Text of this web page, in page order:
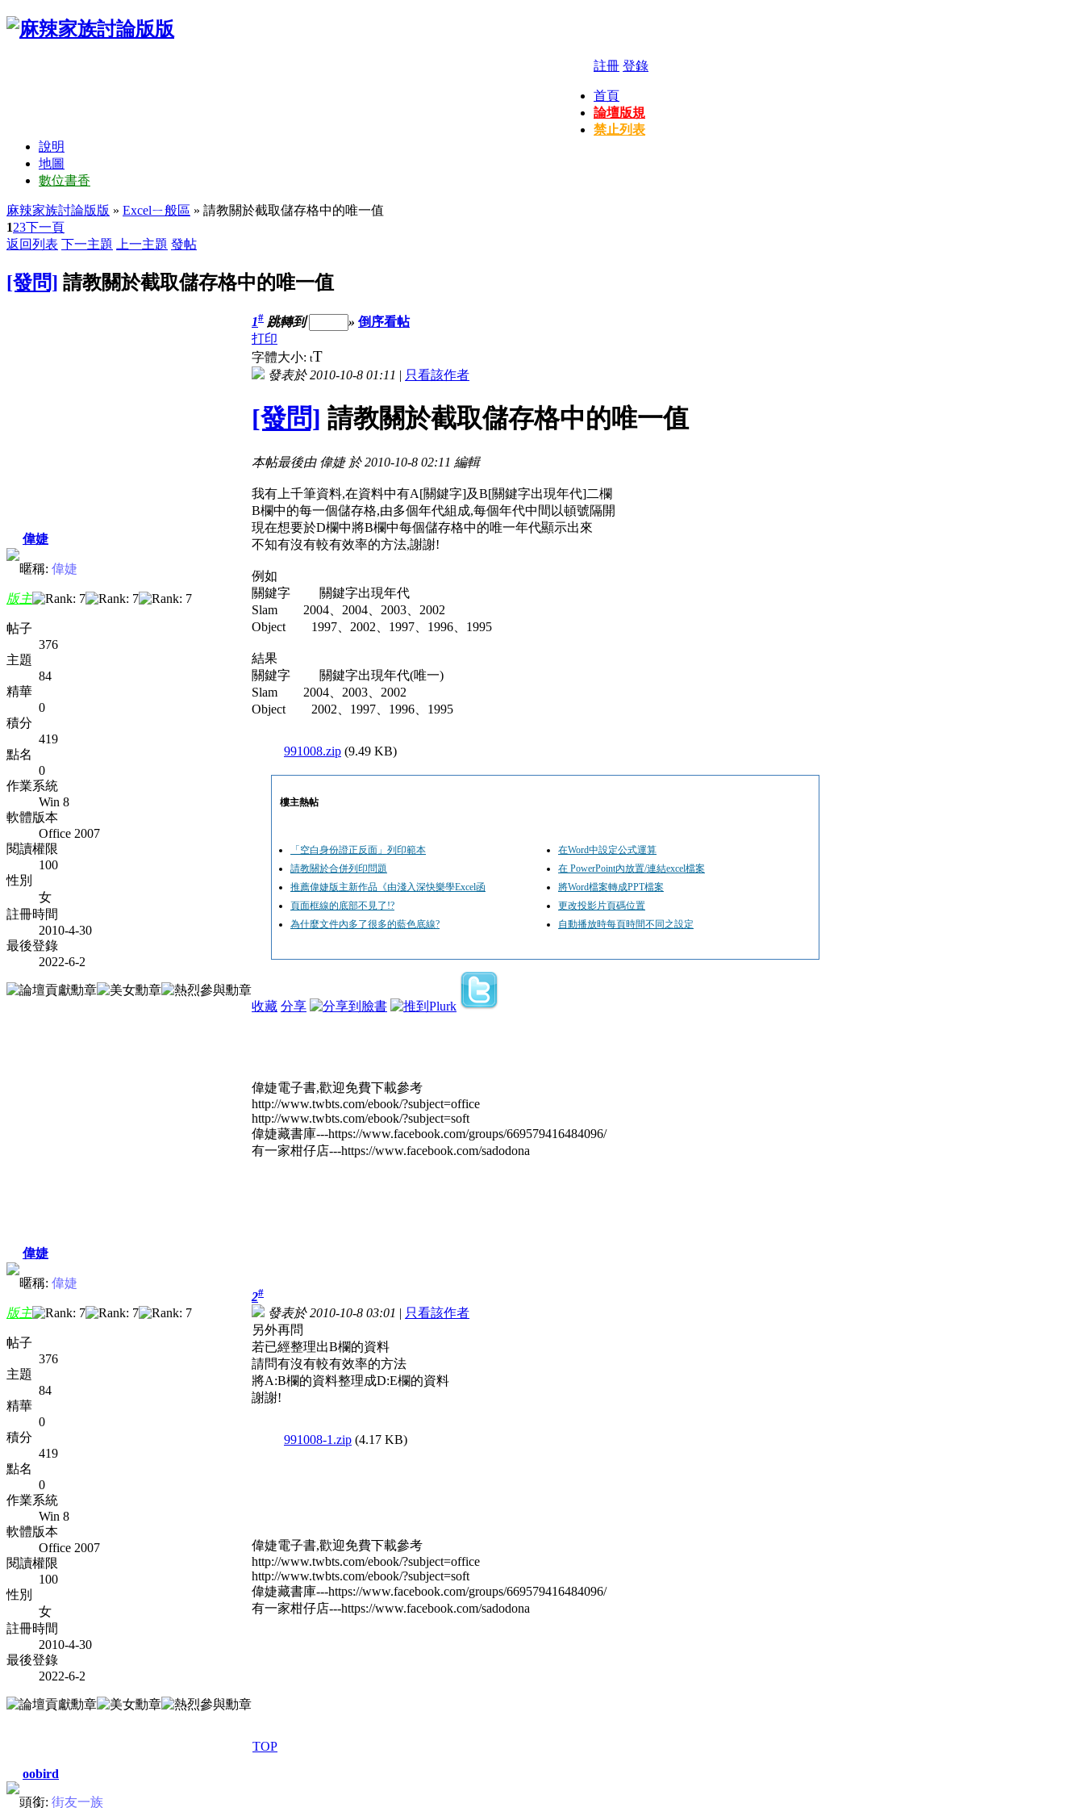
註冊 登錄
首頁
論壇版規
禁止列表
說明
地圖
數位書香
麻辣家族討論版版 » Excelㄧ般區 » 請教關於截取儲存格中的唯一值
123下一頁
返回列表 下一主題 上一主題 發帖
[發問] 請教關於截取儲存格中的唯一值
偉婕
暱稱: 偉婕
版主
帖子
376
主題
84
精華
0
積分
419
點名
0
作業系統
Win 8
軟體版本
Office 2007
閱讀權限
100
性別
女
註冊時間
2010-4-30
最後登錄
2022-6-2
1# 跳轉到 » 倒序看帖
打印
字體大小: tT
發表於 2010-10-8 01:11 | 只看該作者
[發問] 請教關於截取儲存格中的唯一值
本帖最後由 偉婕 於 2010-10-8 02:11 編輯
我有上千筆資料,在資料中有A[關鍵字]及B[關鍵字出現年代]二欄
B欄中的每一個儲存格,由多個年代組成,每個年代中間以頓號隔開
現在想要於D欄中將B欄中每個儲存格中的唯一年代顯示出來
不知有沒有較有效率的方法,謝謝!
例如
關鍵字 關鍵字出現年代
Slam 2004、2004、2003、2002
Object 1997、2002、1997、1996、1995
結果
關鍵字 關鍵字出現年代(唯一)
Slam 2004、2003、2002
Object 2002、1997、1996、1995
991008.zip (9.49 KB)
樓主熱帖
「空白身份證正反面」列印範本
在Word中設定公式運算
請教關於合併列印問題
在 PowerPoint內放置/連結excel檔案
推薦偉婕版主新作品《由淺入深快樂學Excel函
將Word檔案轉成PPT檔案
頁面框線的底部不見了!?
更改投影片頁碼位置
為什麼文件內多了很多的藍色底線?
自動播放時每頁時間不同之設定
收藏 分享
偉婕電子書,歡迎免費下載參考
http://www.twbts.com/ebook/?subject=office
http://www.twbts.com/ebook/?subject=soft
偉婕藏書庫---https://www.facebook.com/groups/669579416484096/
有一家柑仔店---https://www.facebook.com/sadodona
偉婕
暱稱: 偉婕
版主
帖子
376
主題
84
精華
0
積分
419
點名
0
作業系統
Win 8
軟體版本
Office 2007
閱讀權限
100
性別
女
註冊時間
2010-4-30
最後登錄
2022-6-2
2#
發表於 2010-10-8 03:01 | 只看該作者
另外再問
若已經整理出B欄的資料
請問有沒有較有效率的方法
將A:B欄的資料整理成D:E欄的資料
謝謝!
991008-1.zip (4.17 KB)
偉婕電子書,歡迎免費下載參考
http://www.twbts.com/ebook/?subject=office
http://www.twbts.com/ebook/?subject=soft
偉婕藏書庫---https://www.facebook.com/groups/669579416484096/
有一家柑仔店---https://www.facebook.com/sadodona
TOP
oobird
頭銜: 街友一族